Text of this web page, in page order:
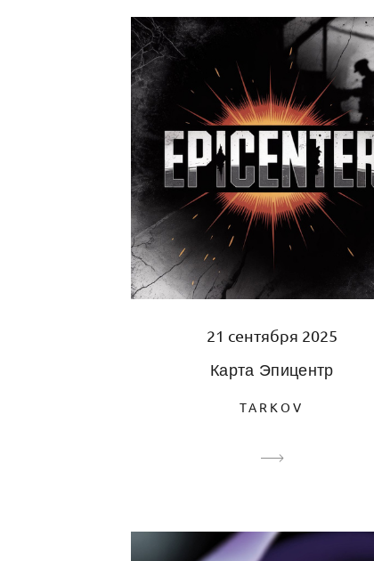
21 сентября 2025
Карта Эпицентр
TARKOV